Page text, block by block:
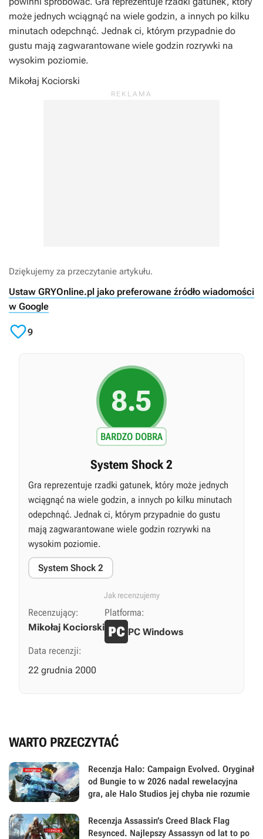
może jednych wciągnąć na wiele godzin, a innych po kilku
minutach odepchnąć. Jednak ci, którym przypadnie do
gustu mają zagwarantowane wiele godzin rozrywki na
wysokim poziomie.
Mikołaj Kociorski
Dziękujemy za przeczytanie artykułu.
Ustaw GRYOnline.pl jako preferowane źródło wiadomości
w Google
9
8.5
BARDZO DOBRA
System Shock 2
Gra reprezentuje rzadki gatunek, który może jednych
wciągnąć na wiele godzin, a innych po kilku minutach
odepchnąć. Jednak ci, którym przypadnie do gustu
mają zagwarantowane wiele godzin rozrywki na
wysokim poziomie.
System Shock 2
Jak recenzujemy
Recenzujący:
Mikołaj Kociorski
Platforma:
PC Windows
Data recenzji:
22 grudnia 2000
WARTO PRZECZYTAĆ
Recenzja Halo: Campaign Evolved. Oryginał
od Bungie to w 2026 nadal rewelacyjna
gra, ale Halo Studios jej chyba nie rozumie
Recenzja Assassin’s Creed Black Flag
Resynced. Najlepszy Assassyn od lat to po